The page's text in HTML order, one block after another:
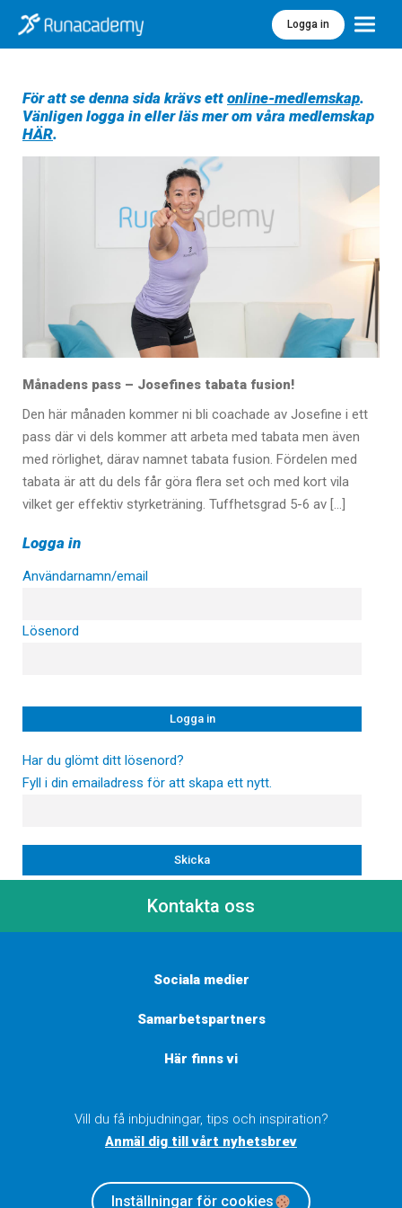
Logga in Meny
För att se denna sida krävs ett online-medlemskap.
Vänligen logga in eller läs mer om våra medlemskap
HÄR.
Månadens pass – Josefines tabata fusion!
Den här månaden kommer ni bli coachade av Josefine i ett
pass där vi dels kommer att arbeta med tabata men även
med rörlighet, därav namnet tabata fusion. Fördelen med
tabata är att du dels får göra flera set och med kort vila
vilket ger effektiv styrketräning. Tuffhetsgrad 5-6 av […]
Logga in
Användarnamn/email
Lösenord
Har du glömt ditt lösenord?
Fyll i din emailadress för att skapa ett nytt.
Kontakta oss
Sociala medier
Samarbetspartners
Här finns vi
Vill du få inbjudningar, tips och inspiration?
Anmäl dig till vårt nyhetsbrev
Inställningar för cookies